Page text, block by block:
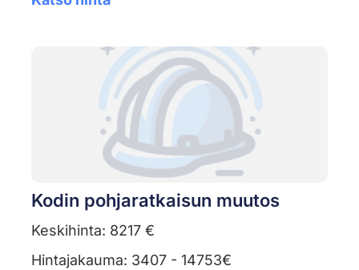
Kodin pohjaratkaisun muutos
Keskihinta: 8217 €
Hintajakauma: 3407 - 14753€